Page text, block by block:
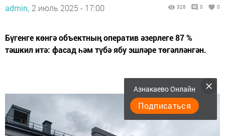
admin, 2 июль 2025 - 17:00 326 0 0
Бүгенге көнгә объектның оператив әзерлеге 87 %
тәшкил итә: фасад һәм түбә ябу эшләре төгәлләнгән.
Азнакаево Онлайн
Подписаться